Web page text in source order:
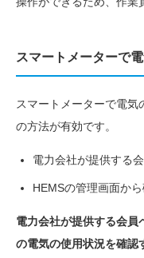
スマートメーターで
スマートメーターで電気
の方法が有効です。
電力会社が提供する
HEMSの管理画面か
電力会社が提供する会員
の電気の使用状況を確認